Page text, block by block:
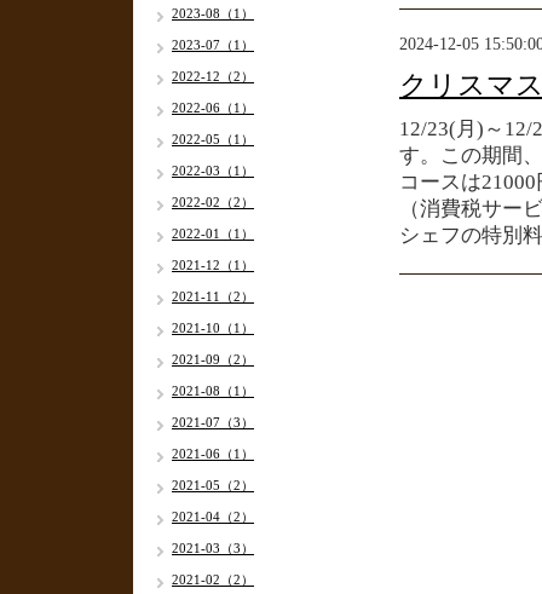
2024-12-05
クリスマ
12/23(月)～12/
す。この期間
コースは
（消費税サー
シェフの特別
2023-08（1）
2023-07（1）
2022-12（2）
2022-06（1）
2022-05（1）
2022-03（1）
2022-02（2）
2022-01（1）
2021-12（1）
2021-11（2）
2021-10（1）
2021-09（2）
2021-08（1）
2021-07（3）
2021-06（1）
2021-05（2）
2021-04（2）
2021-03（3）
2021-02（2）